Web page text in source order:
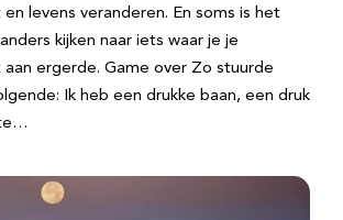
levens veranderen. En soms is het
kijken naar iets waar je je
ergerde. Game over Zo stuurde
Ik heb een drukke baan, een druk